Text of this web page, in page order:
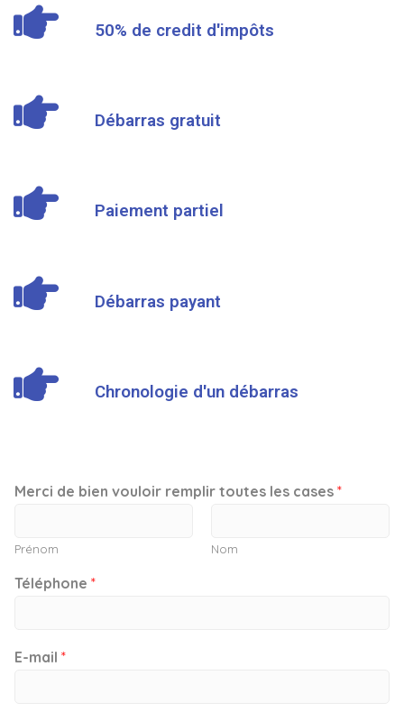
50% de credit d'impôts
Débarras gratuit
Paiement partiel
Débarras payant
Chronologie d'un débarras
Merci de bien vouloir remplir toutes les cases *
Prénom Nom
Téléphone *
E-mail *